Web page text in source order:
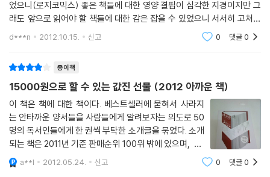
서경식은 음악을 사랑하는 것이 자연스러운 취향의 문제가 아니라 자기 존
고 스스로 한탄한 말러에 천착했다. ---p.394 김갑수, 「슬픔과 비통 다음
의 이야기」, 『나의 서양음악 순례』
구제해야 할 것은 잠시 잃어버렸던 가치이다. 히키의 말대로 아름?움은 죽
지 않는다. "왕조는 소멸하며 국가는 붕괴한다. 학설은 효력을 상실하며 기
관은 영락한다. 그러나 작품은 살아남는다." 이 불멸의 비밀을 풀 새로운 논
의가 시작되어야 할 지점에서, 이 책은 '보이지 않는 용'의 귀환을 촉구하는
『미국에서 태어난 게 잘못이야』와 『자본주의 새판짜기』는 우리 사회를 무
한 경쟁으로 내몰고 있는 작금의 신자유주의와 무비판적 미국 선호를 통렬
히 비판한다. 『자본주의 새판짜기』는 세계화란 너무 멀리 나가지 않았을
'적당한 세계화'를 위한 새로운 틀을 짤 것을 제안한다. 펜실베이니아대 교
수 강인규가 추천한 『미국에서 태어난 게 잘못이야』는 삶의 질 저하로 GD
P를 높이는 미국식 체제의 모순을 폭로한다. "당신 탓이 아니라 사회 탓이
다. 그러니 치유니 처세니 하는 책들을 집어 던지고 이 책을 잡으라. 치유가
필요한 건 당신이 아니라 이 사회다."라는 필자의 일갈에 가슴속까지 시원
하다.
그러나 이 난맥상을 무슨 수로 풀어 간단 말인가? 경쟁에 목숨 건 서바이벌
공화국, '분열이 취미'라는 한국 사회에서 명쾌한 민주적 합의로 사회 변화
었으니(로지코믹스) 좋은 책들에 대한 영양 결핍이 심각한 지경이지만 그
래도 앞으로 읽어야 할 책들에 대한 감은 잡을 수 있었으니 서서히 고쳐나
갈 가능성은 열려있다고 자위해 본다. 듀나님이 추천한 조르주 심농의 매
d***n 2012.10.15. 신고 0 댓글0
종이책
15000원으로 할 수 있는 값진 선물 (2012 아까운 책)
이 책은 책에 대한 책이다. 베스트셀러에 묻혀서 사라지
는 안타까운 양서들을 사람들에게 알려보자는 의도로 50
명의 독서인들에게 한 권씩 부탁한 소개글을 묶었다. 소개
되는 책은 2011년 기준 판매순위 100위 밖에 있으며, 20
11년에 나왔어야 한다는 조건이 붙는다. 이 책을 누가 읽
으면 좋을까. 개성을 추구하는 사람에게 추천하고 싶다.
a**l 2012.05.24. 신고 0 댓글0